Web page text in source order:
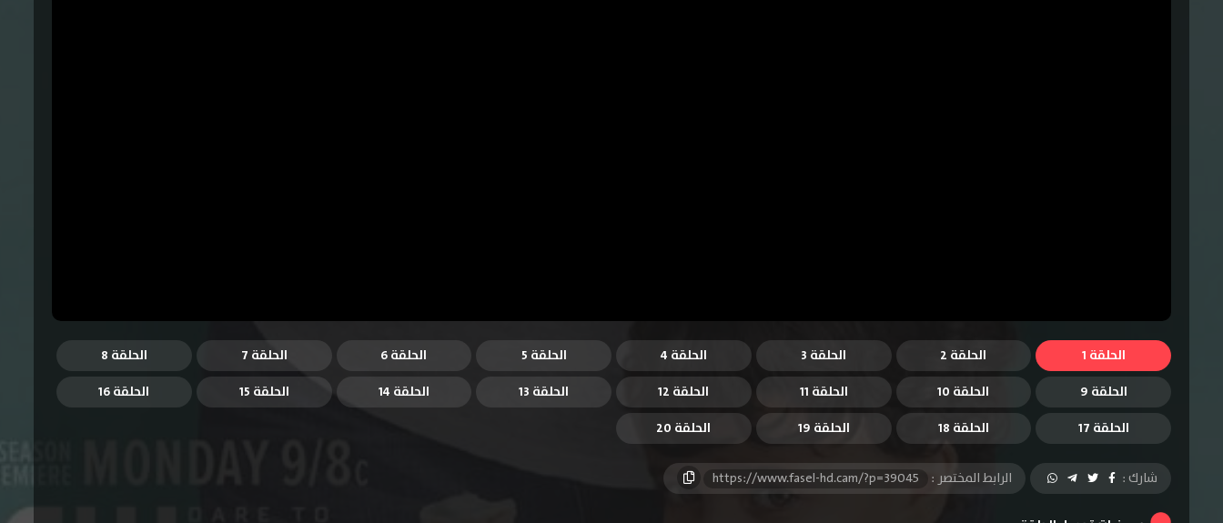
الحلقة 1 الحلقة 2 الحلقة 3 الحلقة 4 الحلقة 5 الحلقة 6 الحلقة 7
الحلقة 8
الحلقة 9
الحلقة 10 الحلقة 11 الحلقة 12 الحلقة 13 الحلقة 14 الحلقة 15
الحلقة 16
الحلقة 17
الحلقة 18 الحلقة 19 الحلقة 20
شارك : الرابط المختصر : https://www.fasel-hd.cam/?p=39045